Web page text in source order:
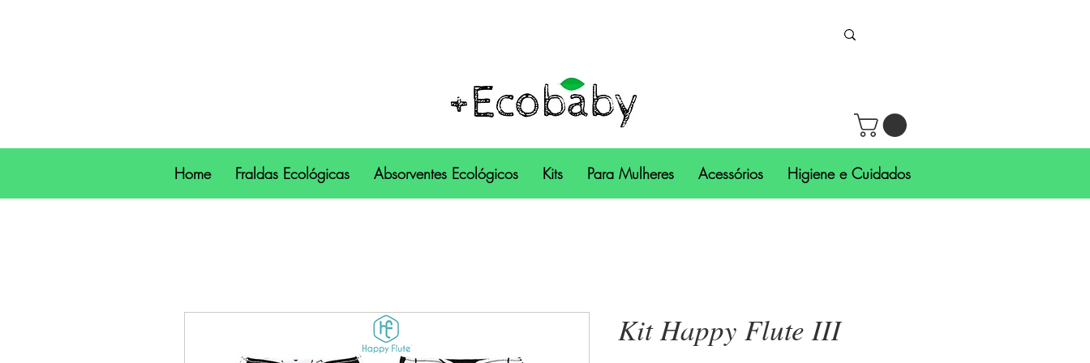
Home Fraldas Ecológicas Absorventes Ecológicos Kits Para Mulheres Acessórios Higiene e Cuidados
Kit Happy Flute III